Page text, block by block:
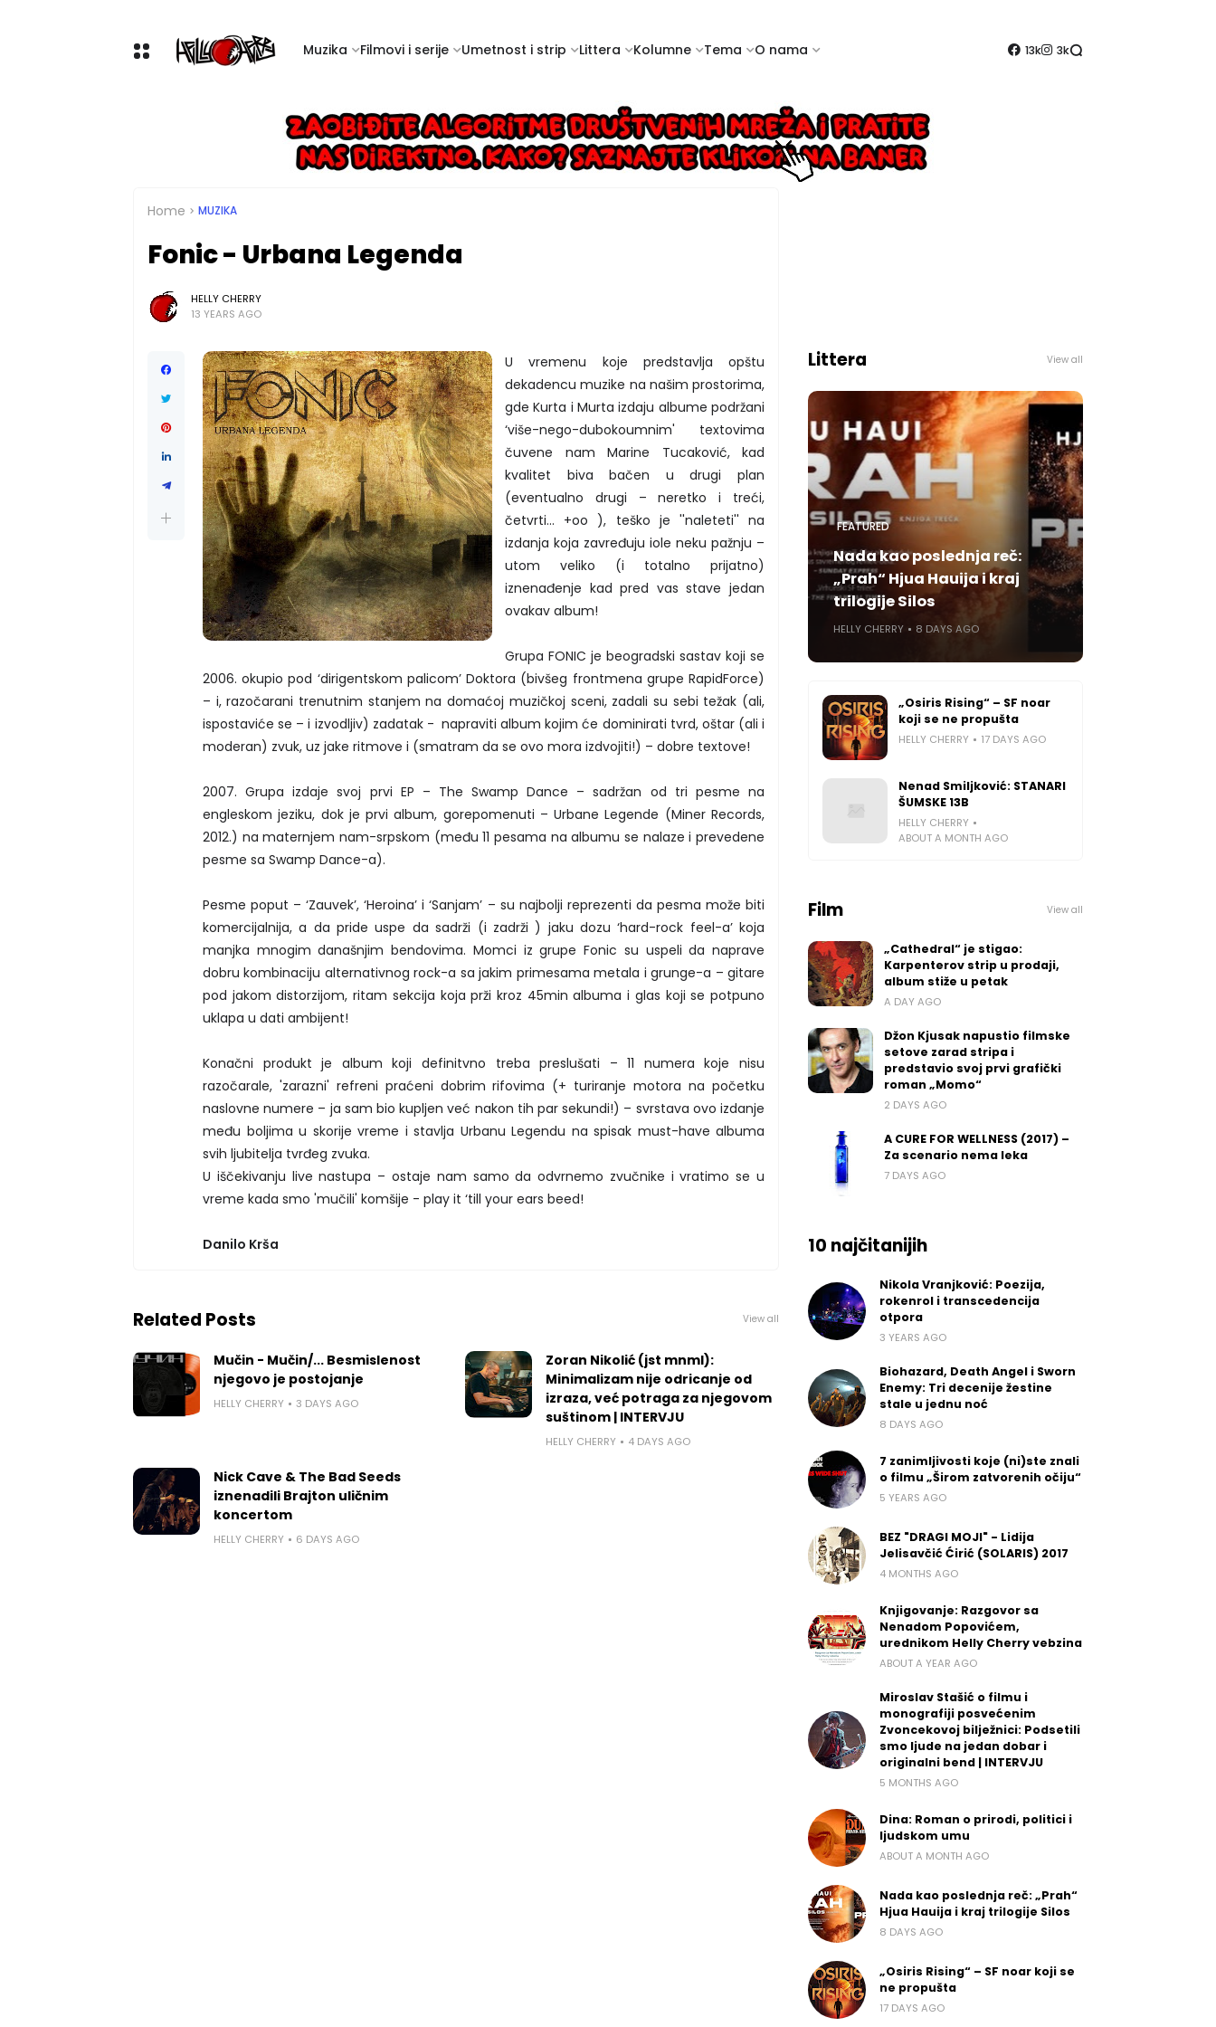
Muzika Filmovi i serije Umetnost i strip Littera Kolumne Tema O nama 13k 3k
Home MUZIKA
Fonic - Urbana Legenda
HELLY CHERRY
13 YEARS AGO
U vremenu koje predstavlja opštu
dekadencu muzike na našim prostorima,
gde Kurta i Murta izdaju albume podržani
‘više-nego-dubokoumnim' textovima
čuvene nam Marine Tucaković, kad
kvalitet biva bačen u drugi plan
(eventualno drugi – neretko i treći,
četvrti... +oo ), teško je ''naleteti'' na
izdanja koja zavređuju iole neku pažnju –
utom veliko (i totalno prijatno)
iznenađenje kad pred vas stave jedan
ovakav album!
Grupa FONIC je beogradski sastav koji se
2006. okupio pod ‘dirigentskom palicom’ Doktora (bivšeg frontmena grupe RapidForce)
– i, razočarani trenutnim stanjem na domaćoj muzičkoj sceni, zadali su sebi težak (ali,
ispostaviće se – i izvodljiv) zadatak - napraviti album kojim će dominirati tvrd, oštar (ali i
moderan) zvuk, uz jake ritmove i (smatram da se ovo mora izdvojiti!) – dobre textove!
2007. Grupa izdaje svoj prvi EP – The Swamp Dance – sadržan od tri pesme na
engleskom jeziku, dok je prvi album, gorepomenuti – Urbane Legende (Miner Records,
2012.) na maternjem nam-srpskom (među 11 pesama na albumu se nalaze i prevedene
pesme sa Swamp Dance-a).
Pesme poput – ‘Zauvek’, ‘Heroina’ i ‘Sanjam’ – su najbolji reprezenti da pesma može biti
komercijalnija, a da pride uspe da sadrži (i zadrži ) jaku dozu ‘hard-rock feel-a’ koja
manjka mnogim današnjim bendovima. Momci iz grupe Fonic su uspeli da naprave
dobru kombinaciju alternativnog rock-a sa jakim primesama metala i grunge-a – gitare
pod jakom distorzijom, ritam sekcija koja prži kroz 45min albuma i glas koji se potpuno
uklapa u dati ambijent!
Konačni produkt je album koji definitvno treba preslušati – 11 numera koje nisu
razočarale, 'zarazni' refreni praćeni dobrim rifovima (+ turiranje motora na početku
naslovne numere – ja sam bio kupljen već nakon tih par sekundi!) – svrstava ovo izdanje
među boljima u skorije vreme i stavlja Urbanu Legendu na spisak must-have albuma
svih ljubitelja tvrđeg zvuka.
U iščekivanju live nastupa – ostaje nam samo da odvrnemo zvučnike i vratimo se u
vreme kada smo 'mučili' komšije - play it ‘till your ears beed!
Danilo Krša
Related Posts View all
Mučin - Mučin/... Besmislenost
njegovo je postojanje
HELLY CHERRY 3 DAYS AGO
Zoran Nikolić (jst mnml):
Minimalizam nije odricanje od
izraza, već potraga za njegovom
suštinom | INTERVJU
HELLY CHERRY 4 DAYS AGO
Nick Cave & The Bad Seeds
iznenadili Brajton uličnim
koncertom
HELLY CHERRY 6 DAYS AGO
Littera View all
FEATURED
Nada kao poslednja reč:
„Prah“ Hjua Hauija i kraj
trilogije Silos
HELLY CHERRY 8 DAYS AGO
„Osiris Rising“ – SF noar
koji se ne propušta
HELLY CHERRY 17 DAYS AGO
Nenad Smiljković: STANARI
ŠUMSKE 13B
HELLY CHERRY
ABOUT A MONTH AGO
Film View all
„Cathedral“ je stigao:
Karpenterov strip u prodaji,
album stiže u petak
A DAY AGO
Džon Kjusak napustio filmske
setove zarad stripa i
predstavio svoj prvi grafički
roman „Momo“
2 DAYS AGO
A CURE FOR WELLNESS (2017) –
Za scenario nema leka
7 DAYS AGO
10 najčitanijih
Nikola Vranjković: Poezija,
rokenrol i transcedencija
otpora
3 YEARS AGO
Biohazard, Death Angel i Sworn
Enemy: Tri decenije žestine
stale u jednu noć
8 DAYS AGO
7 zanimljivosti koje (ni)ste znali
o filmu „Širom zatvorenih očiju“
5 YEARS AGO
BEZ "DRAGI MOJI" - Lidija
Jelisavčić Ćirić (SOLARIS) 2017
4 MONTHS AGO
Knjigovanje: Razgovor sa
Nenadom Popovićem,
urednikom Helly Cherry vebzina
ABOUT A YEAR AGO
Miroslav Stašić o filmu i
monografiji posvećenim
Zvoncekovoj bilježnici: Podsetili
smo ljude na jedan dobar i
originalni bend | INTERVJU
5 MONTHS AGO
Dina: Roman o prirodi, politici i
ljudskom umu
ABOUT A MONTH AGO
Nada kao poslednja reč: „Prah“
Hjua Hauija i kraj trilogije Silos
8 DAYS AGO
„Osiris Rising“ – SF noar koji se
ne propušta
17 DAYS AGO